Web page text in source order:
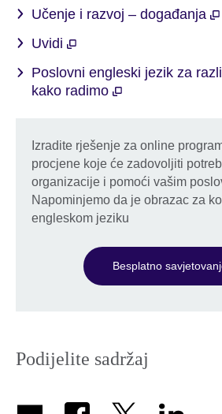
Učenje i razvoj – događanja
Uvidi
Poslovni engleski jezik za
kako radimo
Izradite rješenje za online
procjene koje će zadovoljiti
organizacije i pomoći vašim
Napominjemo da je obrazac za
engleskom jeziku
Besplatno
Podijelite sadržaj